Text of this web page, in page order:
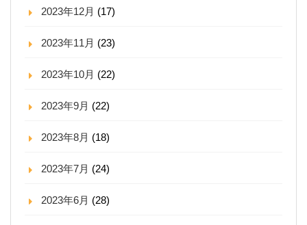
2023年12月 (17)
2023年11月 (23)
2023年10月 (22)
2023年9月 (22)
2023年8月 (18)
2023年7月 (24)
2023年6月 (28)